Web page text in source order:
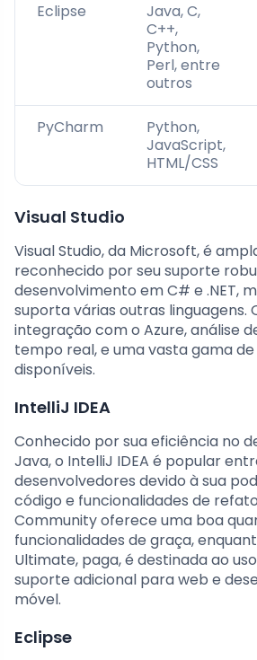
Eclipse
Java, C,
C++,
Python,
Perl, entre
outros
PyCharm
Python,
JavaScript,
HTML/CSS
Visual Studio
Visual Studio, da Microsoft, é
reconhecido por seu suporte
desenvolvimento em C# e .NET,
suporta várias outras linguagens.
integração com o Azure, análise
tempo real, e uma vasta gama
disponíveis.
IntelliJ IDEA
Conhecido por sua eficiência no
Java, o IntelliJ IDEA é popular
desenvolvedores devido à sua
código e funcionalidades de
Community oferece uma boa
funcionalidades de graça,
Ultimate, paga, é destinada ao
suporte adicional para web e
móvel.
Eclipse